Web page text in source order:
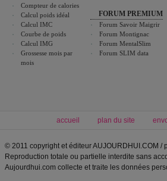
Compteur de calories
Calcul poids idéal
Calcul IMC
Courbe de poids
Calcul IMG
Grossesse mois par
mois
FORUM PREMIUM
Forum Savoir Maigrir
Forum Montignac
Forum MentalSlim
Forum SLIM data
accueil plan du site
© 2011 copyright et éditeur AUJOURDHUI.COM /
Reproduction totale ou partielle interdite sans
Aujourdhui.com collecte et traite les données